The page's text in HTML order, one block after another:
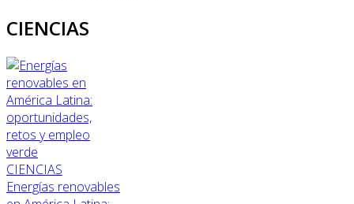
CIENCIAS
CIENCIAS
Energías renovables